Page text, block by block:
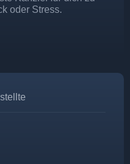
oder Stress.